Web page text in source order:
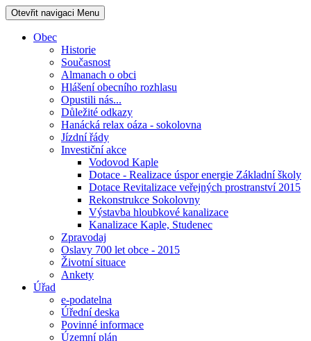
Otevřit navigaci Menu
Obec
Historie
Současnost
Almanach o obci
Hlášení obecního rozhlasu
Opustili nás...
Důležité odkazy
Hanácká relax oáza - sokolovna
Jízdní řády
Investiční akce
Vodovod Kaple
Dotace - Realizace úspor energie Základní školy
Dotace Revitalizace veřejných prostranství 2015
Rekonstrukce Sokolovny
Výstavba hloubkové kanalizace
Kanalizace Kaple, Studenec
Zpravodaj
Oslavy 700 let obce - 2015
Životní situace
Ankety
Úřad
e-podatelna
Úřední deska
Povinné informace
Územní plán